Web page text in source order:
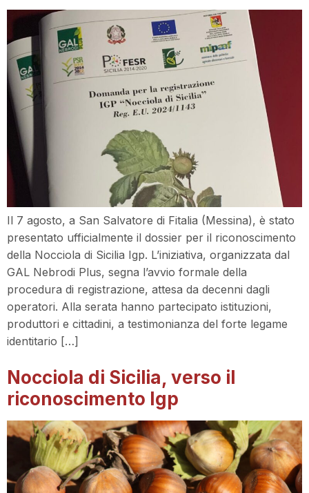
Il 7 agosto, a San Salvatore di Fitalia (Messina), è stato
presentato ufficialmente il dossier per il riconoscimento
della Nocciola di Sicilia Igp. L’iniziativa, organizzata dal
GAL Nebrodi Plus, segna l’avvio formale della
procedura di registrazione, attesa da decenni dagli
operatori. Alla serata hanno partecipato istituzioni,
produttori e cittadini, a testimonianza del forte legame
identitario […]
Nocciola di Sicilia, verso il
riconoscimento Igp